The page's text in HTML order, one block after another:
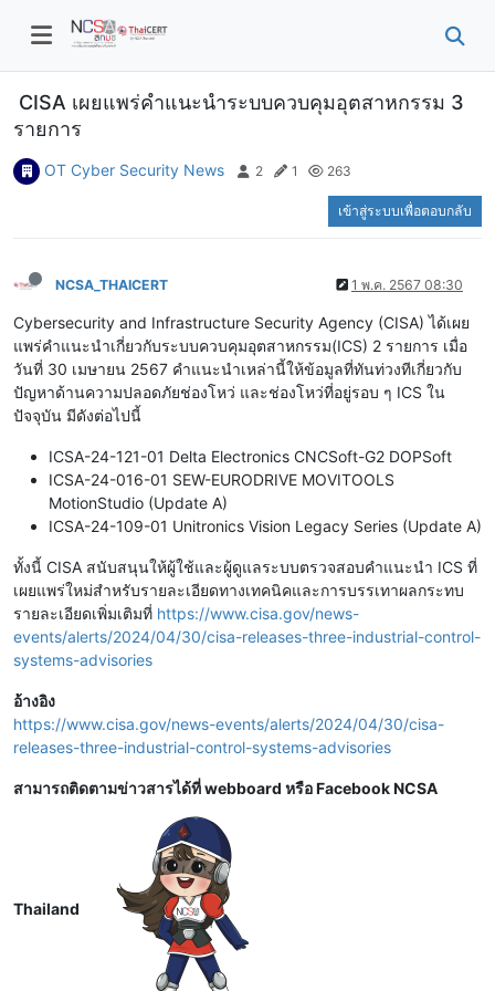
CISA เผยแพร่คำแนะนำระบบควบคุมอุตสาหกรรม 3
รายการ
OT Cyber Security News 2 1 263
เข้าสู่ระบบเพื่อตอบกลับ
NCSA_THAICERT 1 พ.ค. 2567 08:30
Cybersecurity and Infrastructure Security Agency (CISA) ได้เผย
แพร่คำแนะนำเกี่ยวกับระบบควบคุมอุตสาหกรรม(ICS) 2 รายการ เมื่อ
วันที่ 30 เมษายน 2567 คำแนะนำเหล่านี้ให้ข้อมูลที่ทันท่วงทีเกี่ยวกับ
ปัญหาด้านความปลอดภัยช่องโหว่ และช่องโหว่ที่อยู่รอบ ๆ ICS ใน
ปัจจุบัน มีดังต่อไปนี้
ICSA-24-121-01 Delta Electronics CNCSoft-G2 DOPSoft
ICSA-24-016-01 SEW-EURODRIVE MOVITOOLS
MotionStudio (Update A)
ICSA-24-109-01 Unitronics Vision Legacy Series (Update A)
ทั้งนี้ CISA สนับสนุนให้ผู้ใช้และผู้ดูแลระบบตรวจสอบคำแนะนำ ICS ที่
เผยแพร่ใหม่สำหรับรายละเอียดทางเทคนิคและการบรรเทาผลกระทบ
รายละเอียดเพิ่มเติมที่ https://www.cisa.gov/news-
events/alerts/2024/04/30/cisa-releases-three-industrial-control-
systems-advisories
อ้างอิง
https://www.cisa.gov/news-events/alerts/2024/04/30/cisa-
releases-three-industrial-control-systems-advisories
สามารถติดตามข่าวสารได้ที่ webboard หรือ Facebook NCSA
Thailand